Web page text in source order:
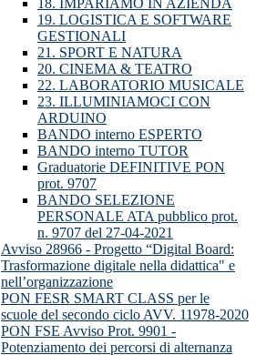
18. IMPARIAMO IN AZIENDA
19. LOGISTICA E SOFTWARE
GESTIONALI
21. SPORT E NATURA
20. CINEMA & TEATRO
22. LABORATORIO MUSICALE
23. ILLUMINIAMOCI CON
ARDUINO
BANDO interno ESPERTO
BANDO interno TUTOR
Graduatorie DEFINITIVE PON
prot. 9707
BANDO SELEZIONE
PERSONALE ATA pubblico prot.
n. 9707 del 27-04-2021
Avviso 28966 - Progetto “Digital Board:
Trasformazione digitale nella didattica" e
nell’organizzazione
PON FESR SMART CLASS per le
scuole del secondo ciclo AVV. 11978-2020
PON FSE Avviso Prot. 9901 -
Potenziamento dei percorsi di alternanza